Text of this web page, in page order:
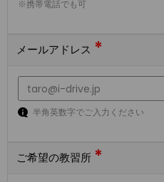
※携帯電話でも可
メールアドレス *
半角英数字でご入力ください
ご希望の教習所 *